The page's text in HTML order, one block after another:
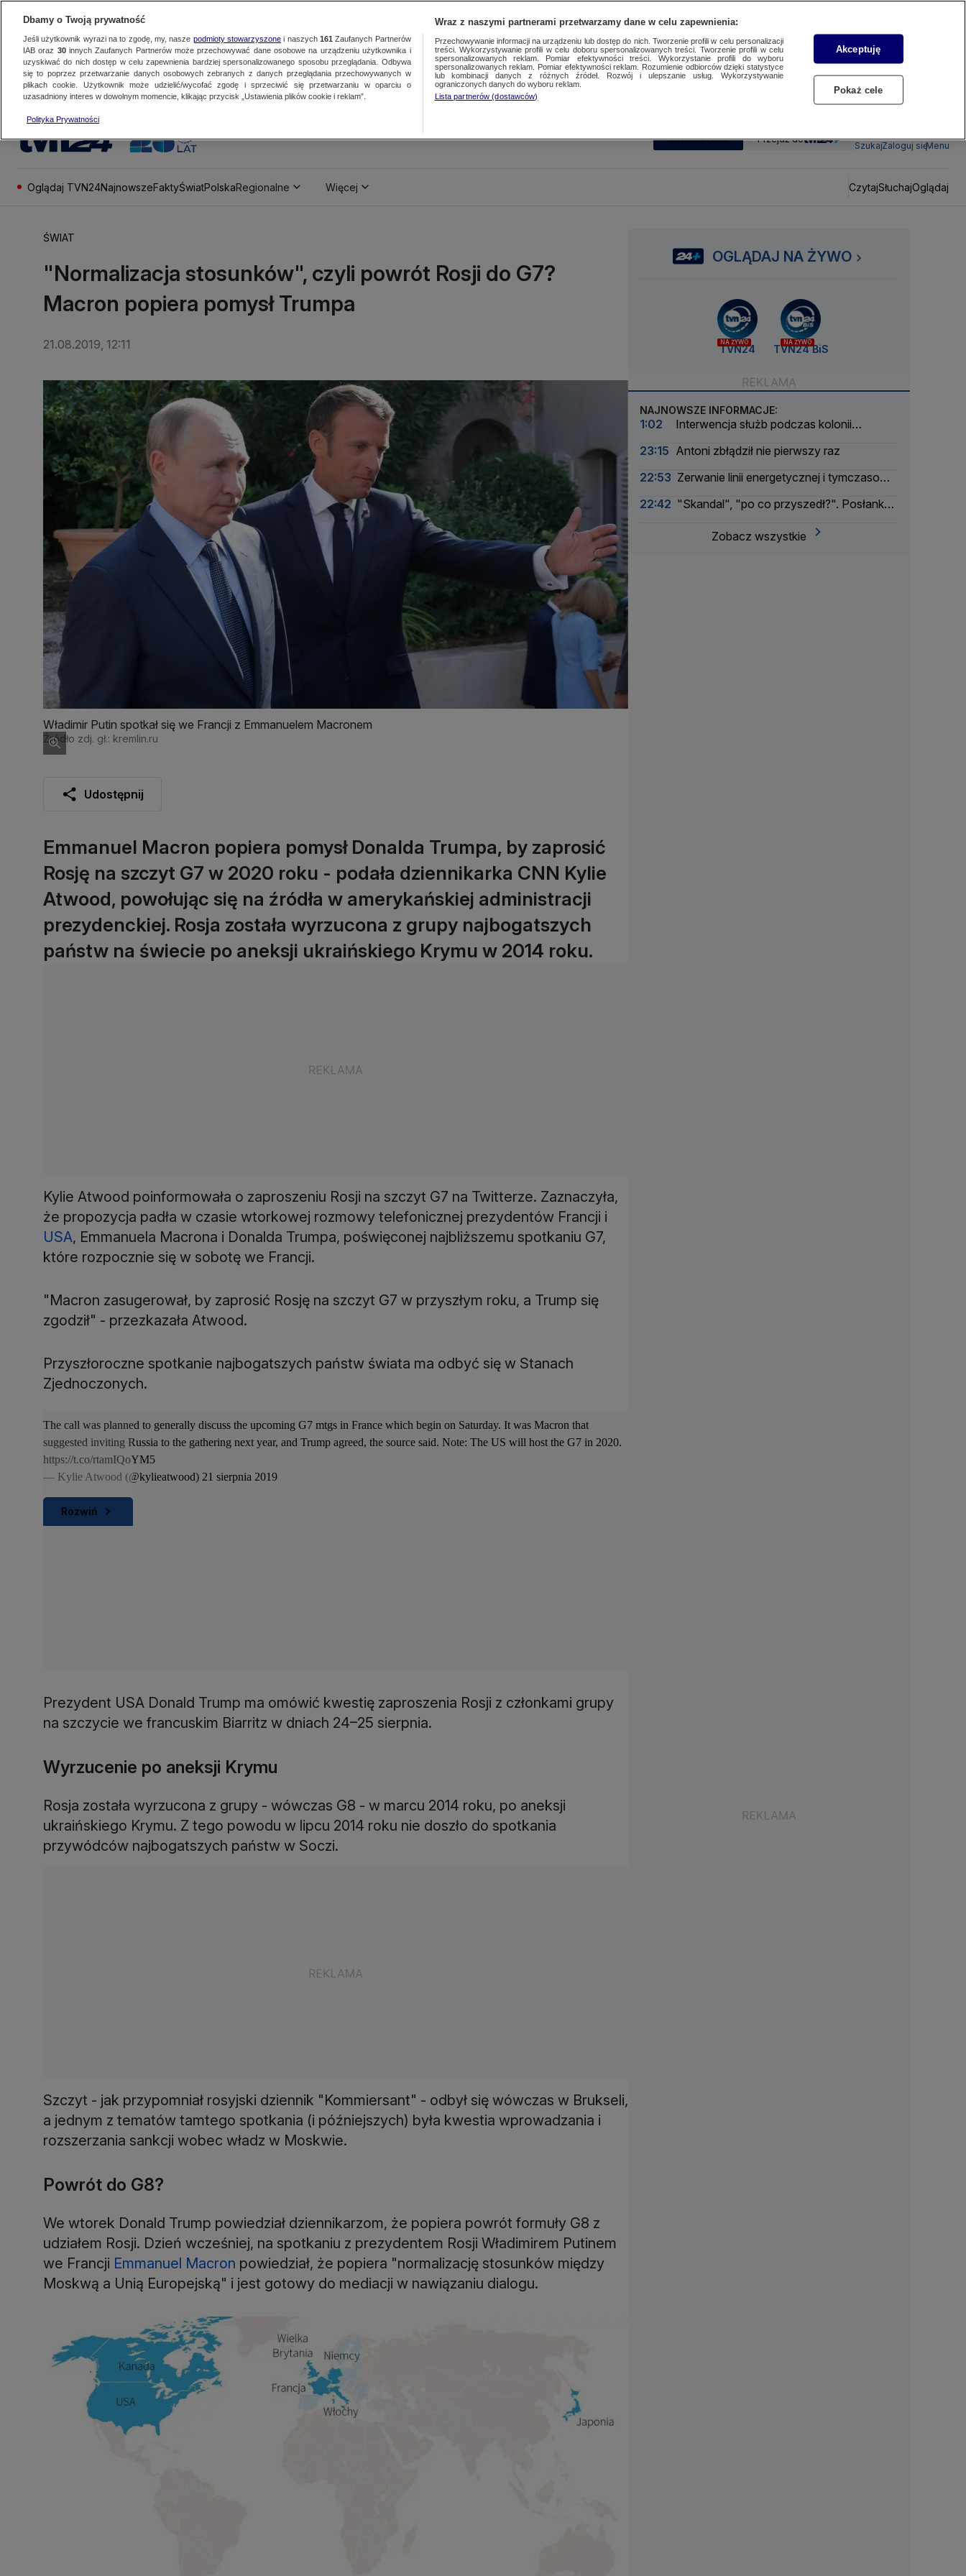
SUBSKRYBUJ Przejdź do
SzukajZaloguj sięMenu
Oglądaj TVN24NajnowszeFaktyŚwiatPolskaRegionalne Więcej CzytajSłuchajOglądaj
ŚWIAT
"Normalizacja stosunków", czyli powrót Rosji do G7?
Macron popiera pomysł Trumpa
21.08.2019, 12:11
Władimir Putin spotkał się we Francji z Emmanuelem Macronem
Źródło zdj. gł.: kremlin.ru
Udostępnij
Emmanuel Macron popiera pomysł Donalda Trumpa, by zaprosić
Rosję na szczyt G7 w 2020 roku - podała dziennikarka CNN Kylie
Atwood, powołując się na źródła w amerykańskiej administracji
prezydenckiej. Rosja została wyrzucona z grupy najbogatszych
państw na świecie po aneksji ukraińskiego Krymu w 2014 roku.
Kylie Atwood poinformowała o zaproszeniu Rosji na szczyt G7 na Twitterze. Zaznaczyła,
że propozycja padła w czasie wtorkowej rozmowy telefonicznej prezydentów Francji i
USA, Emmanuela Macrona i Donalda Trumpa, poświęconej najbliższemu spotkaniu G7,
które rozpocznie się w sobotę we Francji.
"Macron zasugerował, by zaprosić Rosję na szczyt G7 w przyszłym roku, a Trump się
zgodził" - przezkazała Atwood.
Przyszłoroczne spotkanie najbogatszych państw świata ma odbyć się w Stanach
Zjednoczonych.
Rozwiń
The call was planned to generally discuss the upcoming G7 mtgs in France which begin on Saturday. It was Macron that
suggested inviting Russia to the gathering next year, and Trump agreed, the source said. Note: The US will host the G7 in 2020.
https://t.co/rtamIQoYM5
— Kylie Atwood (@kylieatwood) 21 sierpnia 2019
Prezydent USA Donald Trump ma omówić kwestię zaproszenia Rosji z członkami grupy
na szczycie we francuskim Biarritz w dniach 24–25 sierpnia.
Wyrzucenie po aneksji Krymu
Rosja została wyrzucona z grupy - wówczas G8 - w marcu 2014 roku, po aneksji
ukraińskiego Krymu. Z tego powodu w lipcu 2014 roku nie doszło do spotkania
przywódców najbogatszych państw w Soczi.
Szczyt - jak przypomniał rosyjski dziennik "Kommiersant" - odbył się wówczas w Brukseli,
a jednym z tematów tamtego spotkania (i późniejszych) była kwestia wprowadzania i
rozszerzania sankcji wobec władz w Moskwie.
Powrót do G8?
We wtorek Donald Trump powiedział dziennikarzom, że popiera powrót formuły G8 z
udziałem Rosji. Dzień wcześniej, na spotkaniu z prezydentem Rosji Władimirem Putinem
we Francji Emmanuel Macron powiedział, że ​​popiera "normalizację stosunków między
Moskwą a Unią Europejską" i jest gotowy do mediacji w nawiązaniu dialogu.
OGLĄDAJ NA ŻYWO
NA ŻYWO
TVN24
NA ŻYWO
TVN24 BiS
NAJNOWSZE INFORMACJE:
1:02
Interwencja służb podczas kolonii
23:15 Antoni zbłądził nie pierwszy raz
22:53 Zerwanie linii energetycznej i tymczasowa
Wojskowa
22:42 "Skandal", "po co przyszedł?". Posłanka
Zobacz wszystkie
Dbamy o Twoją prywatność
Jeśli użytkownik wyrazi na to zgodę, my, nasze podmioty stowarzyszonei naszych 161 Zaufanych Partnerów
IAB oraz 30innych Zaufanych Partnerów może przechowywać dane osobowe na urządzeniu użytkownika i
uzyskiwać do nich dostęp w celu zapewnienia bardziej spersonalizowanego sposobu przeglądania. Odbywa
się to poprzez przetwarzanie danych osobowych zebranych z danych przeglądania przechowywanych w
plikach cookie. Użytkownik może udzielić/wycofać zgodę i sprzeciwić się przetwarzaniu w oparciu o
uzasadniony interes w dowolnym momencie, klikając przycisk „Ustawienia plików cookie i reklam”.
Polityka Prywatności
Wraz z naszymi partnerami przetwarzamy dane w celu zapewnienia:
Przechowywanie informacji na urządzeniu lub dostęp do nich. Tworzenie profili w celu personalizacji
treści. Wykorzystywanie profili w celu doboru spersonalizowanych treści. Tworzenie profili w celu
spersonalizowanych reklam. Pomiar efektywności treści. Wykorzystanie profili do wyboru
spersonalizowanych reklam. Pomiar efektywności reklam. Rozumienie odbiorców dzięki statystyce
lub kombinacji danych z różnych źródeł. Rozwój i ulepszanie usług. Wykorzystywanie
ograniczonych danych do wyboru reklam.
Lista partnerów (dostawców)
Akceptuję
Pokaż cele